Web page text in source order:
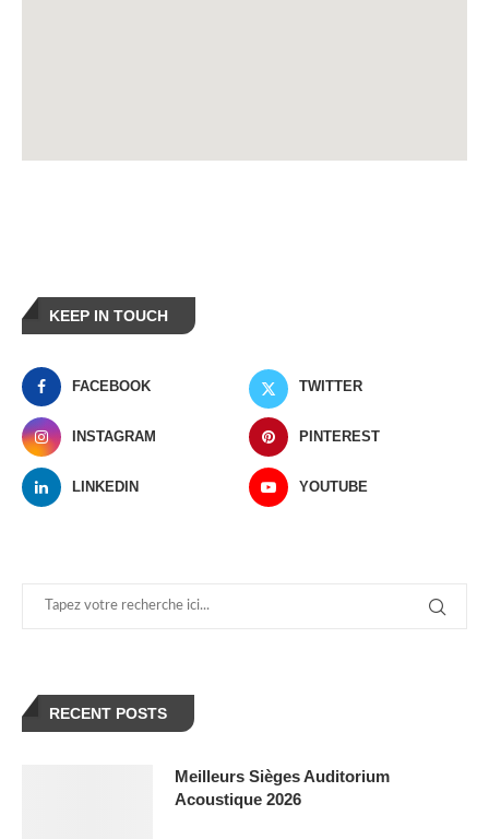
KEEP IN TOUCH
FACEBOOK TWITTER
INSTAGRAM PINTEREST
LINKEDIN YOUTUBE
RECENT POSTS
Meilleurs Sièges Auditorium
Acoustique 2026